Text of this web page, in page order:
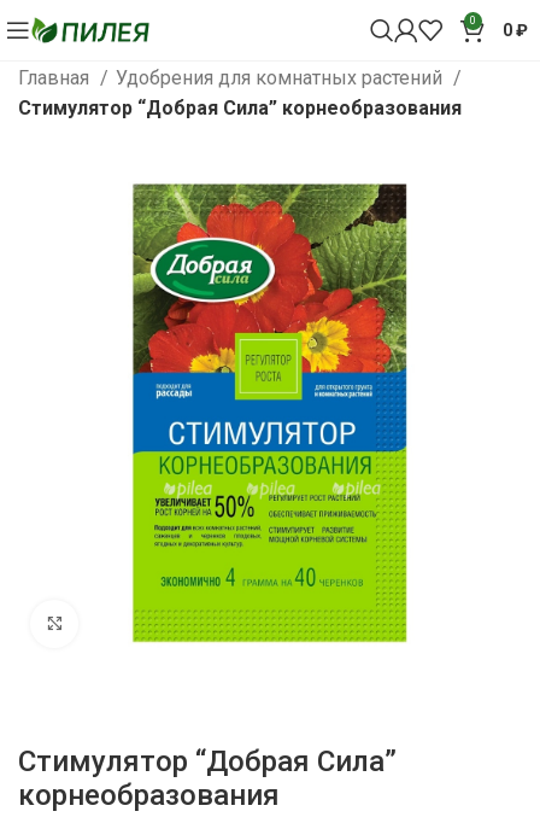
0 0₽
Главная
Удобрения для комнатных растений
Стимулятор “Добрая Сила” корнеобразования
Нажмите, чтобы увеличить
Стимулятор “Добрая Сила”
корнеобразования